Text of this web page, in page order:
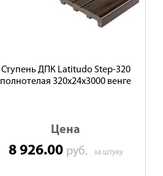
Ступень ДПК Latitudo Step-320
полнотелая 320х24х3000 венге
Цена
8 926.00 руб. за штуку